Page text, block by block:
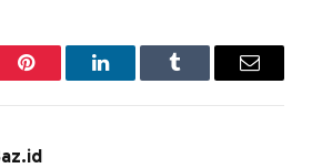
Pinterest LinkedInTumblr Email